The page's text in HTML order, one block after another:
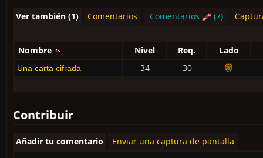
Ver también (1) Comentarios Comentarios (7)
Nombre Nivel Req. Lado
Una carta cifrada 34 30
Contribuir
Añadir tu comentario
Enviar una captura de pantalla